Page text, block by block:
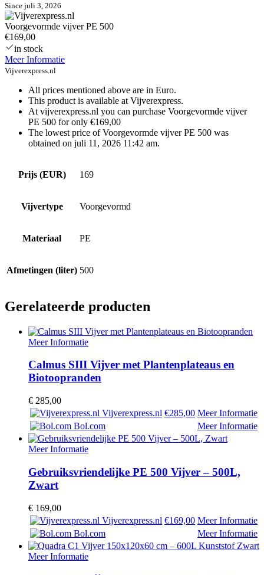
Since juli 3, 2026
Voorgevormde vijver PE 500
€169,00
in stock
Meer Informatie
Vijverexpress.nl
All prices mentioned above are in Euro.
This product is available at Vijverexpress.
At vijverexpress.nl you can purchase Voorgevormde vijver
PE 500 for only €169,00
The lowest price of Voorgevormde vijver PE 500 was
obtained on juli 11, 2026 11:42 am.
Prijs (EUR) 169
Vijvertype Voorgevormd
Materiaal PE
Afmetingen (liter) 500
Gerelateerde producten
Meer Informatie
Calmus SIII Vijver met Plantenplateaus en
Biotoopranden
€ 285,00
Vijverexpress.nl €285,00 Meer Informatie
Bol.com
Meer Informatie
Meer Informatie
Gebruiksvriendelijke PE 500 Vijver – 500L,
Zwart
€ 169,00
Vijverexpress.nl €169,00 Meer Informatie
Bol.com
Meer Informatie
Meer Informatie